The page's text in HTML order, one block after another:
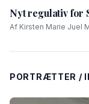
Nyt regulativ for
Af Kirsten Marie Juel
PORTRÆTTER /